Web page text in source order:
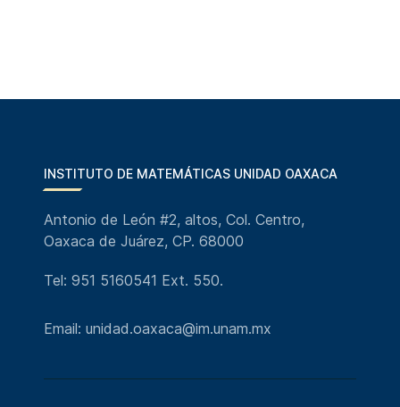
INSTITUTO DE MATEMÁTICAS UNIDAD OAXACA
Antonio de León #2, altos, Col. Centro,
Oaxaca de Juárez, CP. 68000
Tel: 951 5160541 Ext. 550.
Email: unidad.oaxaca@im.unam.mx